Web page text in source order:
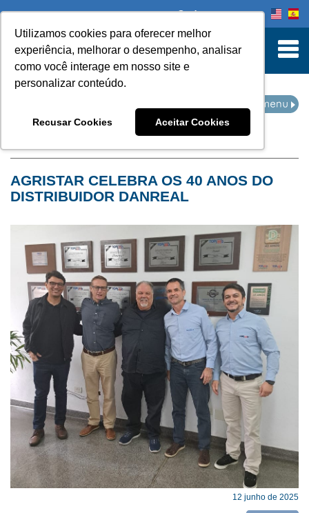
Utilizamos cookies para oferecer melhor
experiência, melhorar o desempenho, analisar
como você interage em nosso site e
personalizar conteúdo.
Recusar Cookies Aceitar Cookies
to Content
Onde comprar
AGRISTAR CELEBRA OS 40 ANOS DO
DISTRIBUIDOR DANREAL
12 junho de 2025